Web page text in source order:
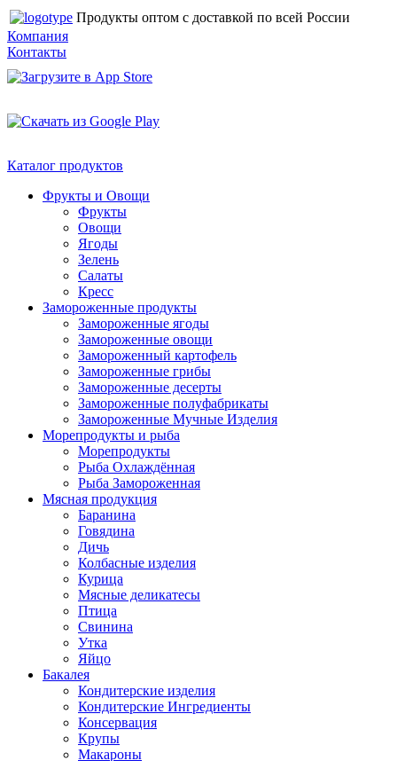
Продукты оптом с доставкой по всей России
Компания
Контакты
Каталог продуктов
Фрукты и Овощи
Фрукты
Овощи
Ягоды
Зелень
Салаты
Кресс
Замороженные продукты
Замороженные ягоды
Замороженные овощи
Замороженный картофель
Замороженные грибы
Замороженные десерты
Замороженные полуфабрикаты
Замороженные Мучные Изделия
Морепродукты и рыба
Морепродукты
Рыба Охлаждённая
Рыба Замороженная
Мясная продукция
Баранина
Говядина
Дичь
Колбасные изделия
Курица
Мясные деликатесы
Птица
Свинина
Утка
Яйцо
Бакалея
Кондитерские изделия
Кондитерские Ингредиенты
Консервация
Крупы
Макароны